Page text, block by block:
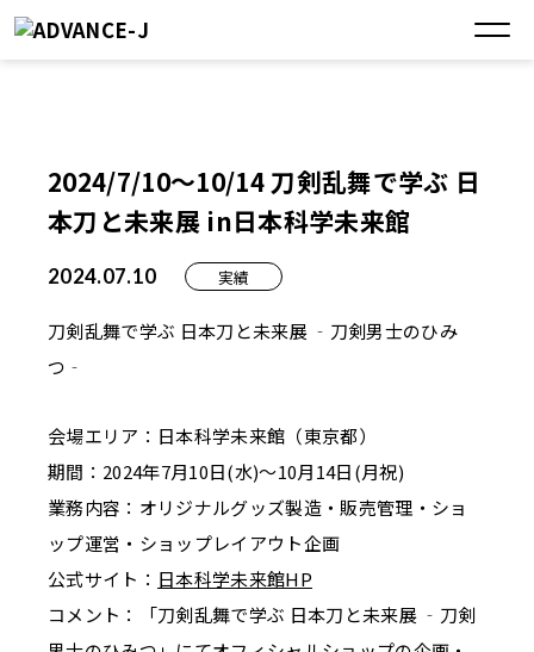
2024/7/10～10/14 刀剣乱舞で学ぶ 日
本刀と未来展 in日本科学未来館
2024.07.10 実績
刀剣乱舞で学ぶ 日本刀と未来展 ‐刀剣男士のひみ
つ‐
会場エリア：日本科学未来館（東京都）
期間：2024年7月10日(水)～10月14日(月祝)
業務内容：オリジナルグッズ製造・販売管理・ショ
ップ運営・ショップレイアウト企画
公式サイト： 日本科学未来館HP
コメント：「刀剣乱舞で学ぶ 日本刀と未来展 ‐刀剣